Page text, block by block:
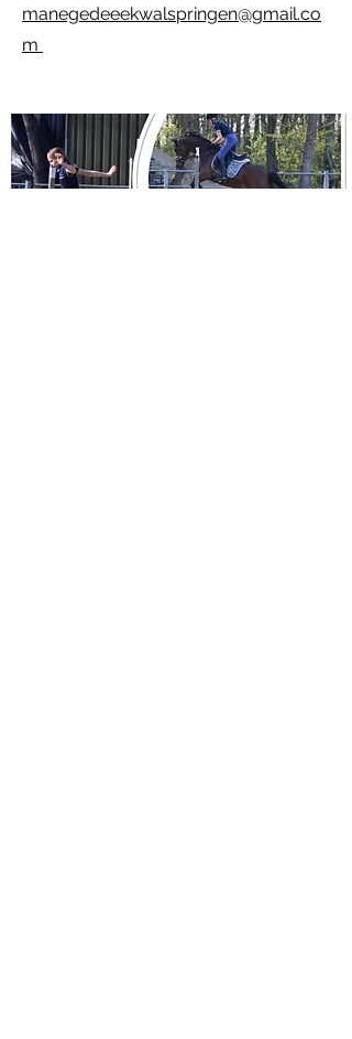
manegedeeekwalspringen@gmail.co
m